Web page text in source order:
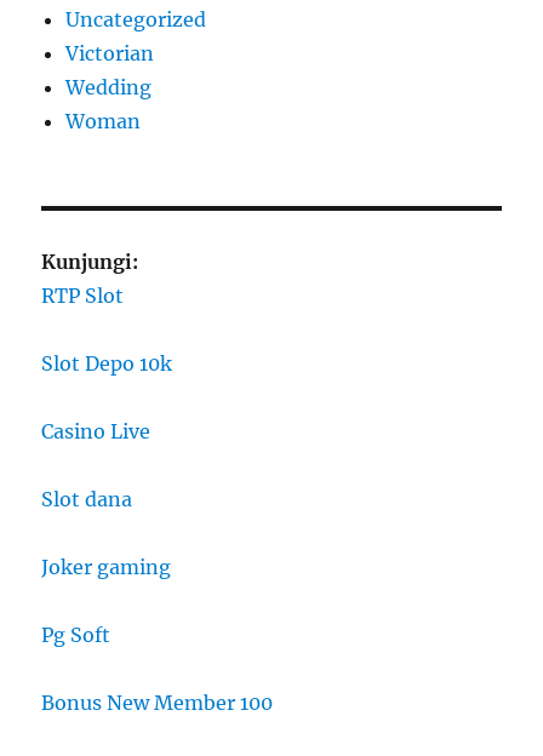
Uncategorized
Victorian
Wedding
Woman
Kunjungi:
RTP Slot
Slot Depo 10k
Casino Live
Slot dana
Joker gaming
Pg Soft
Bonus New Member 100